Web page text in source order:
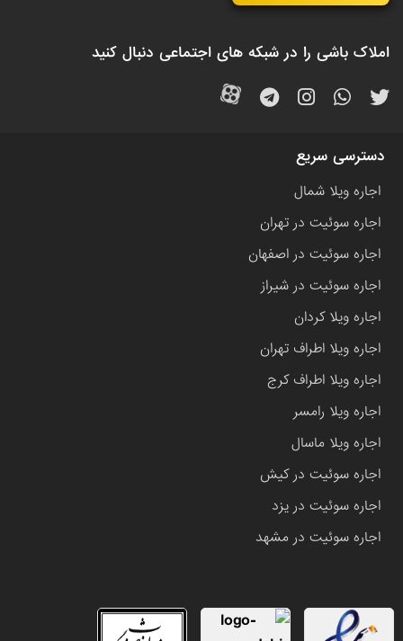
املاک باشی را در شبکه های اجتماعی دنبال کنید
دسترسی سریع
اجاره ویلا شمال
اجاره سوئیت در تهران
اجاره سوئیت در اصفهان
اجاره سوئیت در شیراز
اجاره ویلا کردان
اجاره ویلا اطراف تهران
اجاره ویلا اطراف کرج
اجاره ویلا رامسر
اجاره ویلا ماسال
اجاره سوئیت در کیش
اجاره سوئیت در یزد
اجاره سوئیت در مشهد